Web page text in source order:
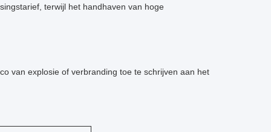
terwijl het handhaven van hoge
van explosie of verbranding toe te schrijven aan het